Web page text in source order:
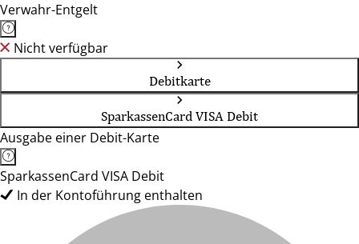
Verwahr-Entgelt
Nicht verfügbar
Debitkarte
SparkassenCard VISA Debit
Ausgabe einer Debit-Karte
SparkassenCard VISA Debit
In der Kontoführung enthalten